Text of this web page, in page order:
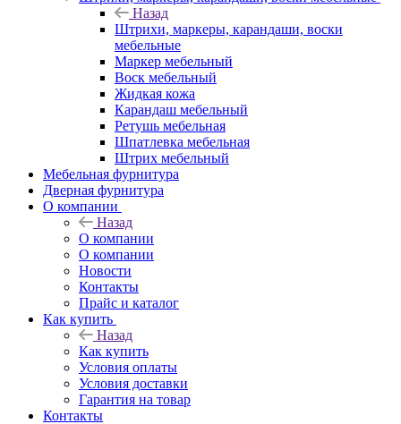
Назад
Штрихи, маркеры, карандаши, воски
мебельные
Маркер мебельный
Воск мебельный
Жидкая кожа
Карандаш мебельный
Ретушь мебельная
Шпатлевка мебельная
Штрих мебельный
Мебельная фурнитура
Дверная фурнитура
О компании
Назад
О компании
О компании
Новости
Контакты
Прайс и каталог
Как купить
Назад
Как купить
Условия оплаты
Условия доставки
Гарантия на товар
Контакты